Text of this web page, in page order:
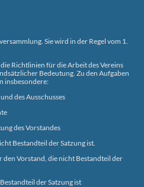
Sie wird in der Regel vom 1.
Richtlinien für die Arbeit des Vereins
Bedeutung. Zu den Aufgaben
insbesondere:
des Ausschusses
des Vorstandes
Bestandteil der Satzung ist.
den Vorstand, die nicht Bestandteil der
der Satzung ist